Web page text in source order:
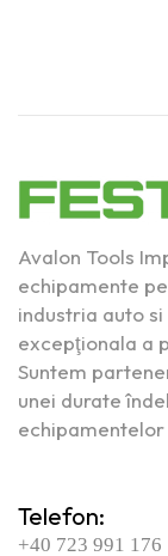
Avalon Tools
echipamente
industria auto
excepţionala a
Suntem
unei durate
Telefon:
+40 723 991 176